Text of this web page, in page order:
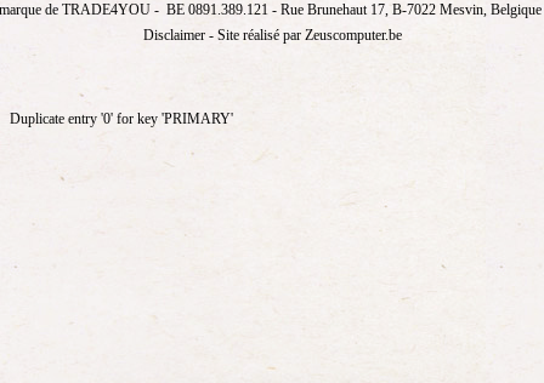
de TRADE4YOU- BE 0891.389.121 - Rue Brunehaut 17, B-7022 Mesvin,
Disclaimer- Site réalisé par Zeuscomputer.be
Duplicate entry '0' for key 'PRIMARY'